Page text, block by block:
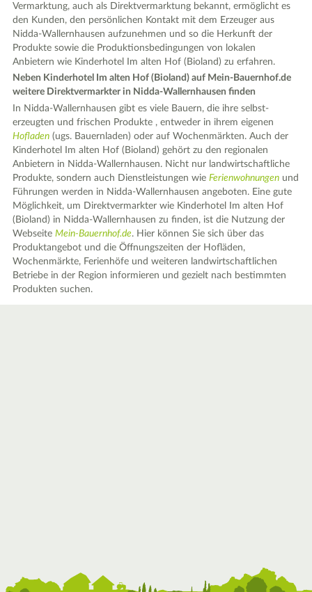
Vermarktung, auch als Direktvermarktung bekannt, ermöglicht es
den Kunden, den persönlichen Kontakt mit dem Erzeuger aus
Nidda-Wallernhausen aufzunehmen und so die Herkunft der
Produkte sowie die Produktionsbedingungen von lokalen
Anbietern wie Kinderhotel Im alten Hof (Bioland) zu erfahren.
Neben Kinderhotel Im alten Hof (Bioland) auf Mein-Bauernhof.de
weitere Direktvermarkter in Nidda-Wallernhausen finden
In Nidda-Wallernhausen gibt es viele Bauern, die ihre selbst-
erzeugten und frischen Produkte , entweder in ihrem eigenen
Hofladen (ugs. Bauernladen) oder auf Wochenmärkten. Auch der
Kinderhotel Im alten Hof (Bioland) gehört zu den regionalen
Anbietern in Nidda-Wallernhausen. Nicht nur landwirtschaftliche
Produkte, sondern auch Dienstleistungen wieFerienwohnungen und
Führungen werden in Nidda-Wallernhausen angeboten. Eine gute
Möglichkeit, um Direktvermarkter wie Kinderhotel Im alten Hof
(Bioland) in Nidda-Wallernhausen zu finden, ist die Nutzung der
WebseiteMein-Bauernhof.de. Hier können Sie sich über das
Produktangebot und die Öffnungszeiten der Hofläden,
Wochenmärkte, Ferienhöfe und weiteren landwirtschaftlichen
Betriebe in der Region informieren und gezielt nach bestimmten
Produkten suchen.